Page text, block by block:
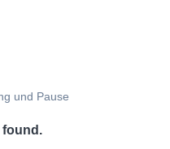
und Pause
found.